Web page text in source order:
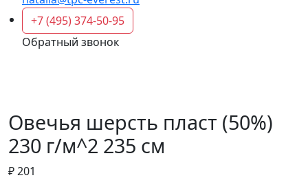
+7 (495) 374-50-95
Обратный звонок
Овечья шерсть пласт (50%)
230 г/м^2 235 см
₽ 201